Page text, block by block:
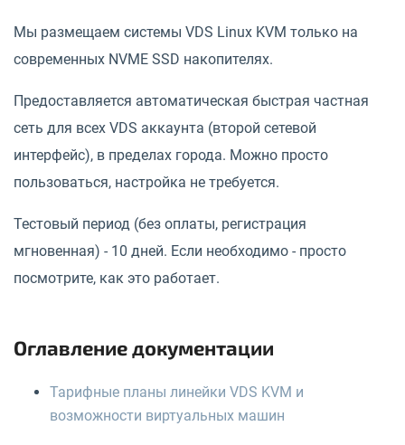
Мы размещаем системы VDS Linux KVM только на
современных NVME SSD накопителях.
Предоставляется автоматическая быстрая частная
сеть для всех VDS аккаунта (второй сетевой
интерфейс), в пределах города. Можно просто
пользоваться, настройка не требуется.
Тестовый период (без оплаты, регистрация
мгновенная) - 10 дней. Если необходимо - просто
посмотрите, как это работает.
Оглавление документации
Тарифные планы линейки VDS KVM и
возможности виртуальных машин